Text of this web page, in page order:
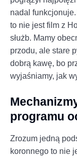
nadal
to nie jest film z
służb. Mamy
przodu, ale stare
dobrą kawę, bo
wyjaśniamy, jak
programu
Zrozum jedną
koronnego to nie